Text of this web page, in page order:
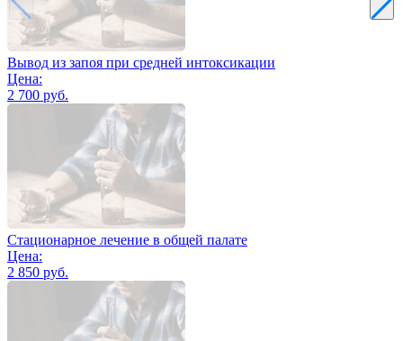
Вывод из запоя при средней интоксикации
Цена:
2 700 руб.
Стационарное лечение в общей палате
Цена:
2 850 руб.